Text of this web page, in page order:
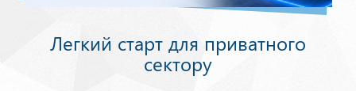
Легкий старт для приватного
сектору